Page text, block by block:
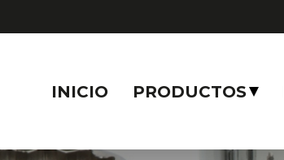
INICIO PRODUCTOS